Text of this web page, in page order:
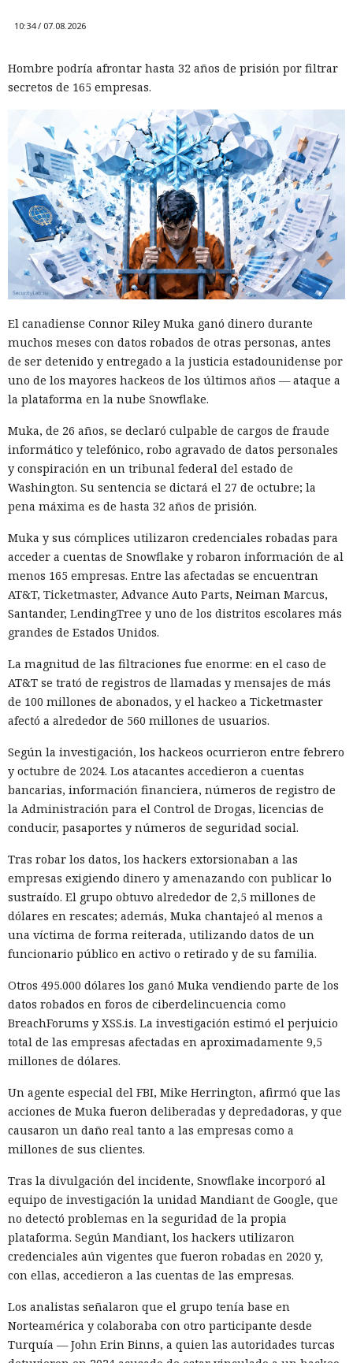
10:34 / 07.08.2026
Hombre podría afrontar hasta 32 años de prisión por filtrar
secretos de 165 empresas.
El canadiense Connor Riley Muka ganó dinero durante
muchos meses con datos robados de otras personas, antes
de ser detenido y entregado a la justicia estadounidense por
uno de los mayores hackeos de los últimos años — ataque a
la plataforma en la nube Snowflake.
Muka, de 26 años, se declaró culpable de cargos de fraude
informático y telefónico, robo agravado de datos personales
y conspiración en un tribunal federal del estado de
Washington. Su sentencia se dictará el 27 de octubre; la
pena máxima es de hasta 32 años de prisión.
Muka y sus cómplices utilizaron credenciales robadas para
acceder a cuentas de Snowflake y robaron información de al
menos 165 empresas. Entre las afectadas se encuentran
AT&T, Ticketmaster, Advance Auto Parts, Neiman Marcus,
Santander, LendingTree y uno de los distritos escolares más
grandes de Estados Unidos.
La magnitud de las filtraciones fue enorme: en el caso de
AT&T se trató de registros de llamadas y mensajes de más
de 100 millones de abonados, y el hackeo a Ticketmaster
afectó a alrededor de 560 millones de usuarios.
Según la investigación, los hackeos ocurrieron entre febrero
y octubre de 2024. Los atacantes accedieron a cuentas
bancarias, información financiera, números de registro de
la Administración para el Control de Drogas, licencias de
conducir, pasaportes y números de seguridad social.
Tras robar los datos, los hackers extorsionaban a las
empresas exigiendo dinero y amenazando con publicar lo
sustraído. El grupo obtuvo alrededor de 2,5 millones de
dólares en rescates; además, Muka chantajeó al menos a
una víctima de forma reiterada, utilizando datos de un
funcionario público en activo o retirado y de su familia.
Otros 495.000 dólares los ganó Muka vendiendo parte de los
datos robados en foros de ciberdelincuencia como
BreachForums y XSS.is. La investigación estimó el perjuicio
total de las empresas afectadas en aproximadamente 9,5
millones de dólares.
Un agente especial del FBI, Mike Herrington, afirmó que las
acciones de Muka fueron deliberadas y depredadoras, y que
causaron un daño real tanto a las empresas como a
millones de sus clientes.
Tras la divulgación del incidente, Snowflake incorporó al
equipo de investigación la unidad Mandiant de Google, que
no detectó problemas en la seguridad de la propia
plataforma. Según Mandiant, los hackers utilizaron
credenciales aún vigentes que fueron robadas en 2020 y,
con ellas, accedieron a las cuentas de las empresas.
Los analistas señalaron que el grupo tenía base en
Norteamérica y colaboraba con otro participante desde
Turquía — John Erin Binns, a quien las autoridades turcas